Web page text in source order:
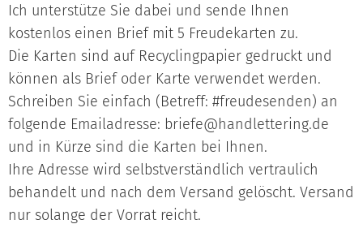
Ich unterstütze Sie dabei und sende Ihnen
kostenlos einen Brief mit 5 Freudekarten zu.
Die Karten sind auf Recyclingpapier gedruckt und
können als Brief oder Karte verwendet werden.
Schreiben Sie einfach (Betreff: #freudesenden) an
folgende Emailadresse: briefe@handlettering.de
und in Kürze sind die Karten bei Ihnen.
Ihre Adresse wird selbstverständlich vertraulich
behandelt und nach dem Versand gelöscht. Versand
nur solange der Vorrat reicht.